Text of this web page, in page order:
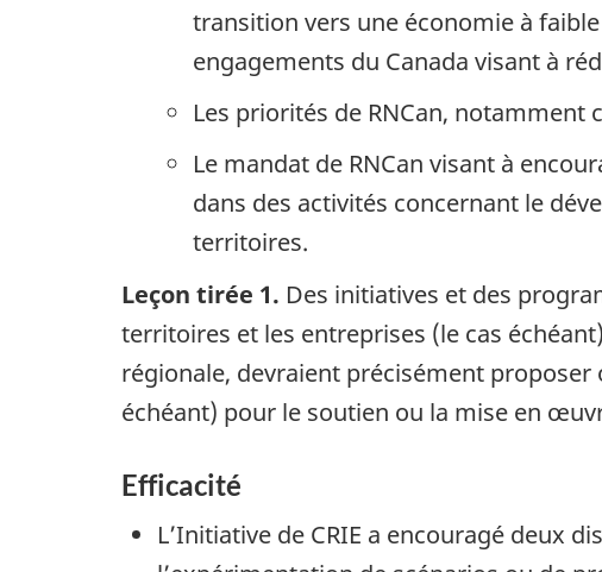
transition vers une économie à
engagements du Canada visant à
Les priorités de RNCan,
Le mandat de RNCan visant à
dans des activités concernant le
territoires.
Leçon tirée 1. Des initiatives et des
territoires et les entreprises (le cas
régionale, devraient précisément
échéant) pour le soutien ou la mise en
Efficacité
L’Initiative de CRIE a encouragé deux